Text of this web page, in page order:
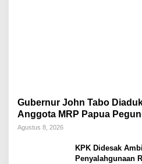
Gubernur John Tabo
Anggota MRP Papua
Warga Papua
Agustus 8, 2026
KPK Didesak
Penyalahgunaan